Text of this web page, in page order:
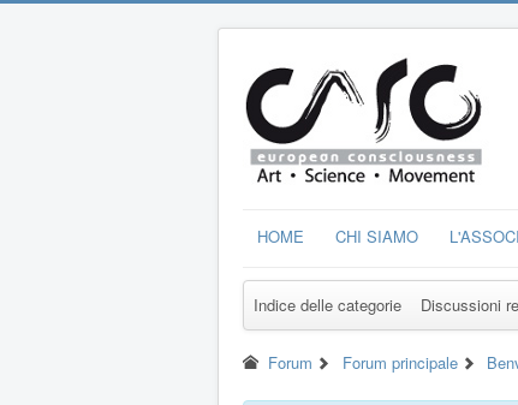
HOME CHI SIAMO
Indice delle categorie Discussioni
Forum Forum principale